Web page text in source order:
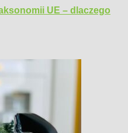
UE – dlaczego